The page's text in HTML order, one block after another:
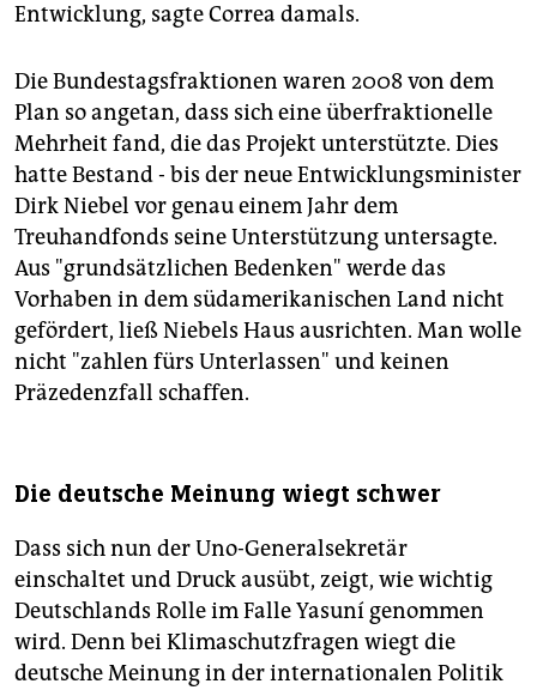
Entwicklung, sagte Correa damals.
Die Bundestagsfraktionen waren 2008 von dem
Plan so angetan, dass sich eine überfraktionelle
Mehrheit fand, die das Projekt unterstützte. Dies
hatte Bestand - bis der neue Entwicklungsminister
Dirk Niebel vor genau einem Jahr dem
Treuhandfonds seine Unterstützung untersagte.
Aus "grundsätzlichen Bedenken" werde das
Vorhaben in dem südamerikanischen Land nicht
gefördert, ließ Niebels Haus ausrichten. Man wolle
nicht "zahlen fürs Unterlassen" und keinen
Präzedenzfall schaffen.
Die deutsche Meinung wiegt schwer
Dass sich nun der Uno-Generalsekretär
einschaltet und Druck ausübt, zeigt, wie wichtig
Deutschlands Rolle im Falle Yasuní genommen
wird. Denn bei Klimaschutzfragen wiegt die
deutsche Meinung in der internationalen Politik